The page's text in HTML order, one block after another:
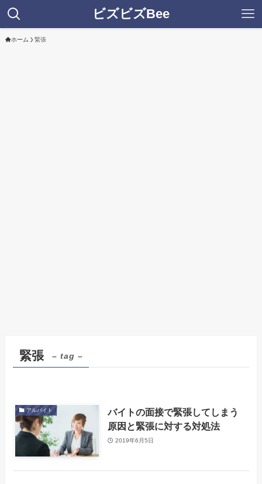
ビズビズBee
ホーム 緊張
緊張 – tag –
アルバイト
バイトの面接で緊張してしまう
原因と緊張に対する対処法
2019年6月5日